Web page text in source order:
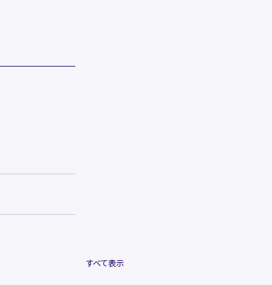
すべて表示